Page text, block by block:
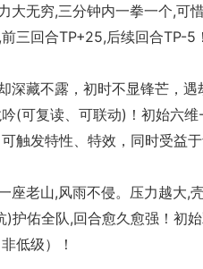
大无穷,三分钟内一拳一个,可
三回合TP+25,后续回合TP-5
深藏不露，初时不显锋芒，遇
(可复读、可联动)！初始六
触发特性、特效，同时受益
座老山,风雨不侵。压力越大,
)护佑全队,回合愈久愈强！初
低级）！